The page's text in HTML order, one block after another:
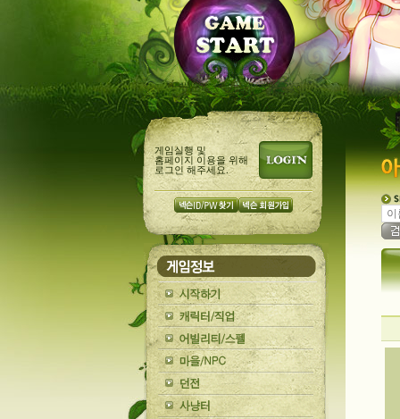
게임실행 및
홈페이지 이용을 위해
로그인 해주세요.